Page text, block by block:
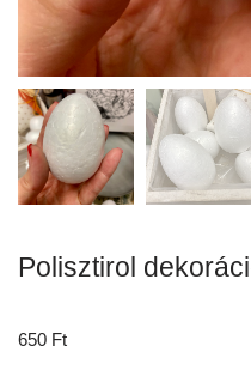
Polisztirol
650 Ft